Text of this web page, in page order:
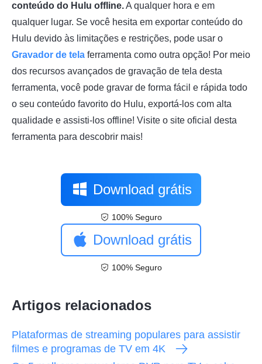
conteúdo do Hulu offline.A qualquer hora e em
qualquer lugar. Se você hesita em exportar conteúdo do
Hulu devido às limitações e restrições, pode usar o
Gravador de tela ferramenta como outra opção! Por meio
dos recursos avançados de gravação de tela desta
ferramenta, você pode gravar de forma fácil e rápida todo
o seu conteúdo favorito do Hulu, exportá-los com alta
qualidade e assisti-los offline! Visite o site oficial desta
ferramenta para descobrir mais!
Download grátis
100% Seguro
Download grátis
100% Seguro
Artigos relacionados
Plataformas de streaming populares para assistir
filmes e programas de TV em 4K